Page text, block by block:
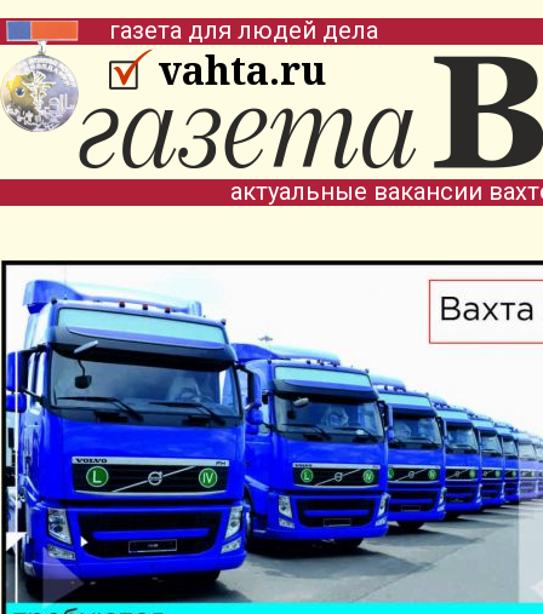
vahta.ru
газета для людей дела
актуальные вакансии